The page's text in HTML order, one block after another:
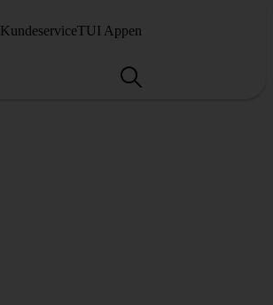
KundeserviceTUI Appen